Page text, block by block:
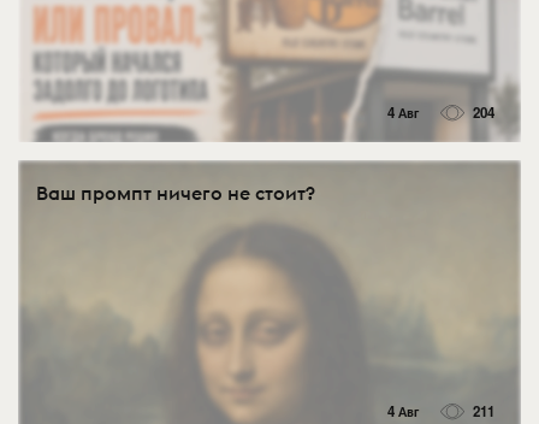
4 Авг 204
Ваш промпт ничего не стоит?
4 Авг 211